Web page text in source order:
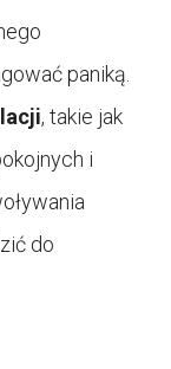
paniką.
, takie jak
i
do